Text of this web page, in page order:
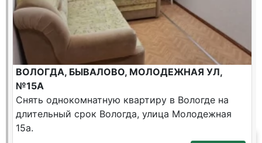
ВОЛОГДА, БЫВАЛОВО, МОЛОДЕЖНАЯ УЛ,
№15А
Снять однокомнатную квартиру в Вологде на
длительный срок Вологда, улица Молодежная
15а.